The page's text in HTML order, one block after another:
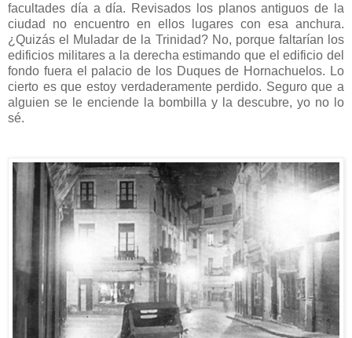
facultades día a día. Revisados los planos antiguos de la
ciudad no encuentro en ellos lugares con esa anchura.
¿Quizás el Muladar de la Trinidad? No, porque faltarían los
edificios militares a la derecha estimando que el edificio del
fondo fuera el palacio de los Duques de Hornachuelos. Lo
cierto es que estoy verdaderamente perdido. Seguro que a
alguien se le enciende la bombilla y la descubre, yo no lo
sé.